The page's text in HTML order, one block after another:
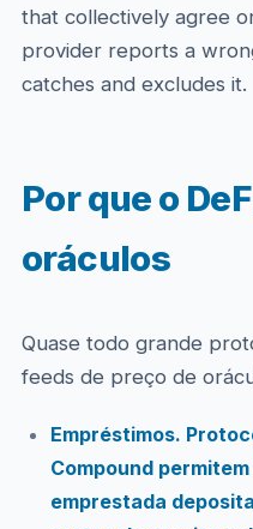
that collectively agree
provider reports a
catches and excludes it.
Por que o
oráculos
Quase todo grande
feeds de preço de
Empréstimos.
Compound
emprestada